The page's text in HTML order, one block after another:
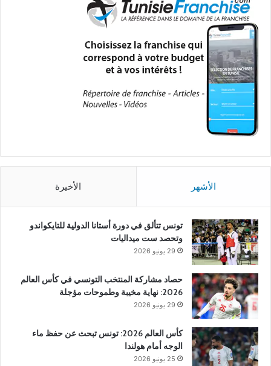
الأشهر الأخيرة
تونس تتألق في دورة أستانا الدولية للتايكواندو
وتحصد ست ميداليات
29 يونيو 2026
حصاد مشاركة المنتخب التونسي في كأس العالم
2026: نهاية مخيبة وطموحات مؤجلة
29 يونيو 2026
كأس العالم 2026: تونس تبحث عن حفظ ماء
الوجه أمام هولندا
25 يونيو 2026